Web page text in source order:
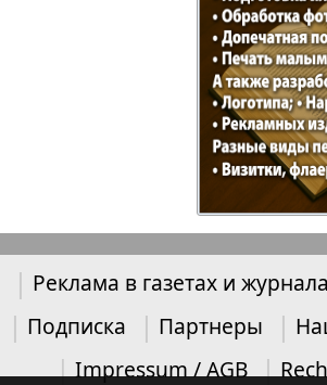
Германия
Русская Газета
Реклама в газетах и
Подписка Партнеры
Impressum / AGB